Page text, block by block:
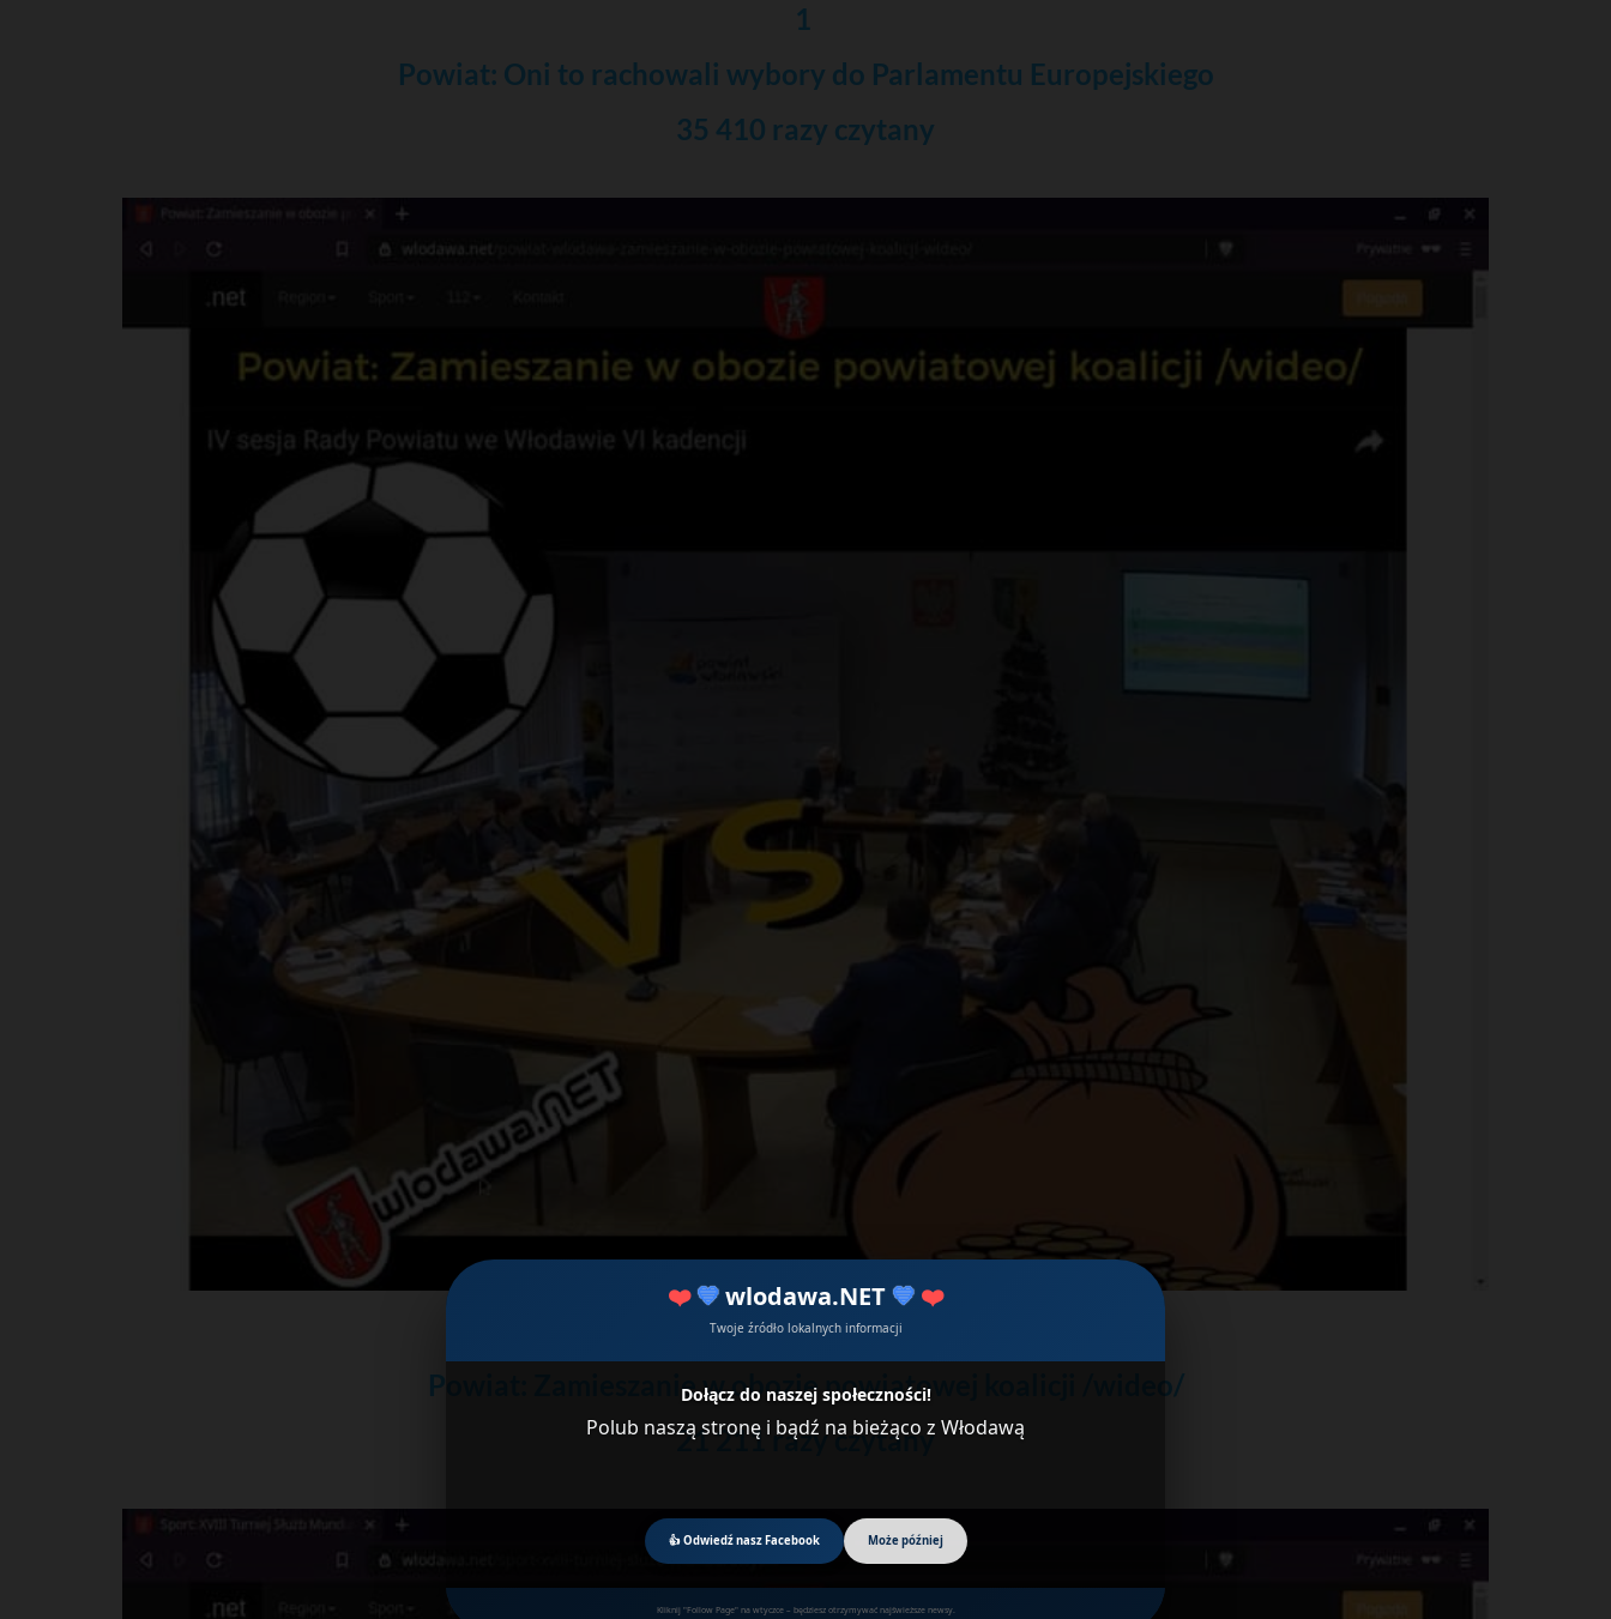
❤️ 💙wlodawa.NET 💙 ❤️
Twoje źródło lokalnych informacji
Dołącz do naszej społeczności!
Polub naszą stronę i bądź na bieżąco z Włodawą
👍 Odwiedź nasz Facebook Może później
Kliknij "Follow Page" na wtyczce – będziesz otrzymywać najświeższe newsy.
1
Powiat: Oni to rachowali wybory do Parlamentu Europejskiego
35 410 razy czytany
2
Powiat: Zamieszanie w obozie powiatowej koalicji /wideo/
21 211 razy czytany